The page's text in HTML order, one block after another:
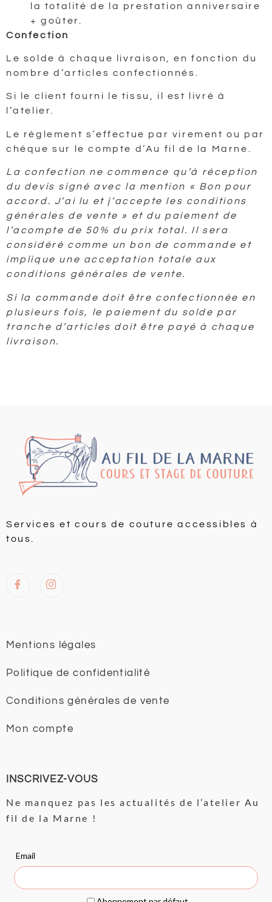
la totalité de la prestation anniversaire
+ goûter.
Confection
Le solde à chaque livraison, en fonction du
nombre d’articles confectionnés.
Si le client fourni le tissu, il est livré à
l’atelier.
Le règlement s’effectue par virement ou par
chèque sur le compte d’Au fil de la Marne.
La confection ne commence qu’à réception
du devis signé avec la mention « Bon pour
accord. J’ai lu et j’accepte les conditions
générales de vente » et du paiement de
l’acompte de 50% du prix total. Il sera
considéré comme un bon de commande et
implique une acceptation totale aux
conditions générales de vente.
Si la commande doit être confectionnée en
plusieurs fois, le paiement du solde par
tranche d’articles doit être payé à chaque
livraison.
Services et cours de couture accessibles à
tous.
Mentions légales
Politique de confidentialité
Conditions générales de vente
Mon compte
INSCRIVEZ-VOUS
Ne manquez pas les actualités de l’atelier Au
fil de la Marne !